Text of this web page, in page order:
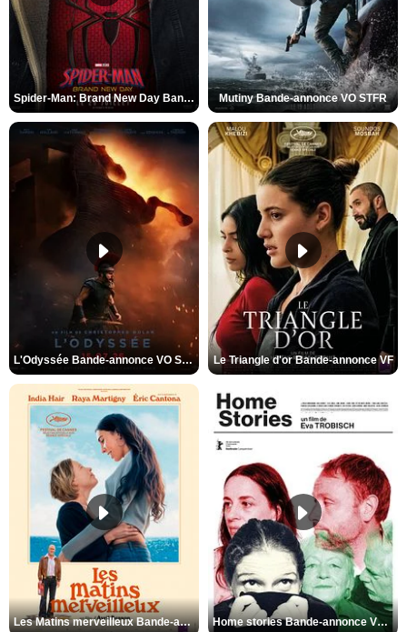
Spider-Man: Brand New Day Bande-annonce VO STFR Mutiny Bande-annonce VO STFR
L'Odyssée Bande-annonce VO STFR Le Triangle d'or Bande-annonce VF
Les Matins merveilleux Bande-annonce VF Home stories Bande-annonce VO STFR